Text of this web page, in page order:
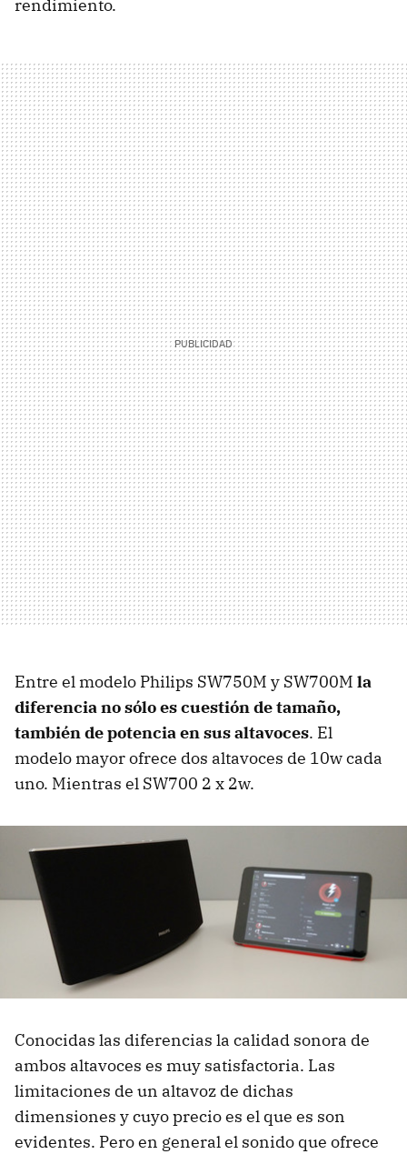
rendimiento.
Entre el modelo Philips SW750M y SW700M la
diferencia no sólo es cuestión de tamaño,
también de potencia en sus altavoces. El
modelo mayor ofrece dos altavoces de 10w cada
uno. Mientras el SW700 2 x 2w.
Conocidas las diferencias la calidad sonora de
ambos altavoces es muy satisfactoria. Las
limitaciones de un altavoz de dichas
dimensiones y cuyo precio es el que es son
evidentes. Pero en general el sonido que ofrece